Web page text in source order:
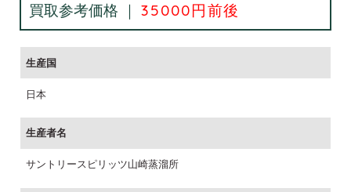
買取参考価格 ｜ 35000円前後
生産国
日本
生産者名
サントリースピリッツ山崎蒸溜所